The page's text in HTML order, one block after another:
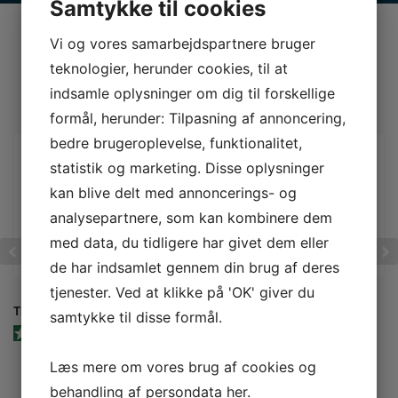
Udtalelser fra kunder
Der er altid hjælp at hente
Talnørden har gjort alting meget nemmere for en som mig,
der ikke ved en dyt om tal. Nu kan jeg koncentrere mig om
det JEG er god til & så hjælper Teis mig med det jeg er
mindre god til. Der er altid hjælp at hente & jeg ville ikke
kunne være...
Thea
Arthea
Samtykke til cookies
Vi og vores samarbejdspartnere bruger
teknologier, herunder cookies, til at
indsamle oplysninger om dig til forskellige
formål, herunder: Tilpasning af annoncering,
bedre brugeroplevelse, funktionalitet,
statistik og marketing. Disse oplysninger
kan blive delt med annoncerings- og
analysepartnere, som kan kombinere dem
med data, du tidligere har givet dem eller
de har indsamlet gennem din brug af deres
tjenester. Ved at klikke på 'OK' giver du
samtykke til disse formål.
Læs mere om vores brug af cookies og
behandling af persondata her.